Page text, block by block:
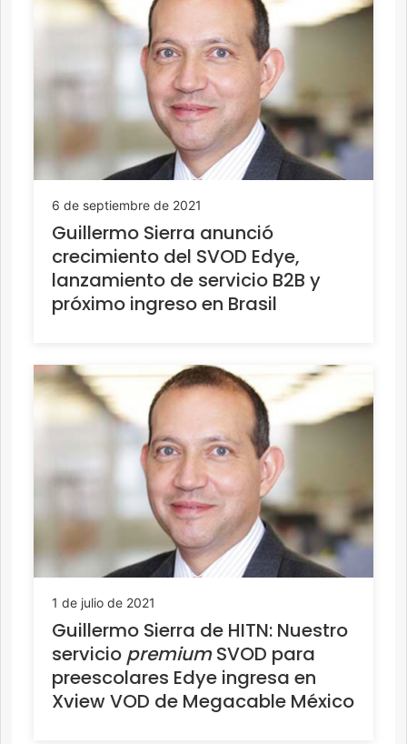
6 de septiembre de 2021
Guillermo Sierra anunció
crecimiento del SVOD Edye,
lanzamiento de servicio B2B y
próximo ingreso en Brasil
1 de julio de 2021
Guillermo Sierra de HITN: Nuestro
servicio premiumSVOD para
preescolares Edye ingresa en
Xview VOD de Megacable México